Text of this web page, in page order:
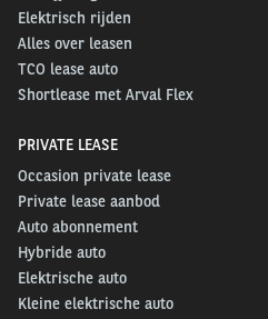
Elektrisch rijden
Alles over leasen
TCO lease auto
Shortlease met Arval Flex
PRIVATE LEASE
Occasion private lease
Private lease aanbod
Auto abonnement
Hybride auto
Elektrische auto
Kleine elektrische auto